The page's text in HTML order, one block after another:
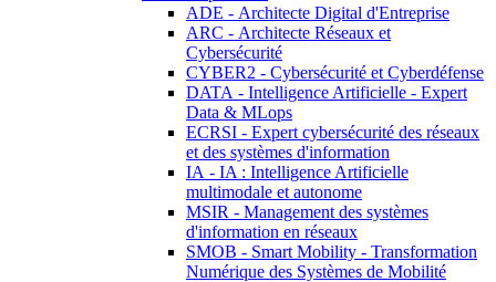
ADE - Architecte Digital d'Entreprise
ARC - Architecte Réseaux et
Cybersécurité
CYBER2 - Cybersécurité et Cyberdéfense
DATA - Intelligence Artificielle - Expert
Data & MLops
ECRSI - Expert cybersécurité des réseaux
et des systèmes d'information
IA - IA : Intelligence Artificielle
multimodale et autonome
MSIR - Management des systèmes
d'information en réseaux
SMOB - Smart Mobility - Transformation
Numérique des Systèmes de Mobilité